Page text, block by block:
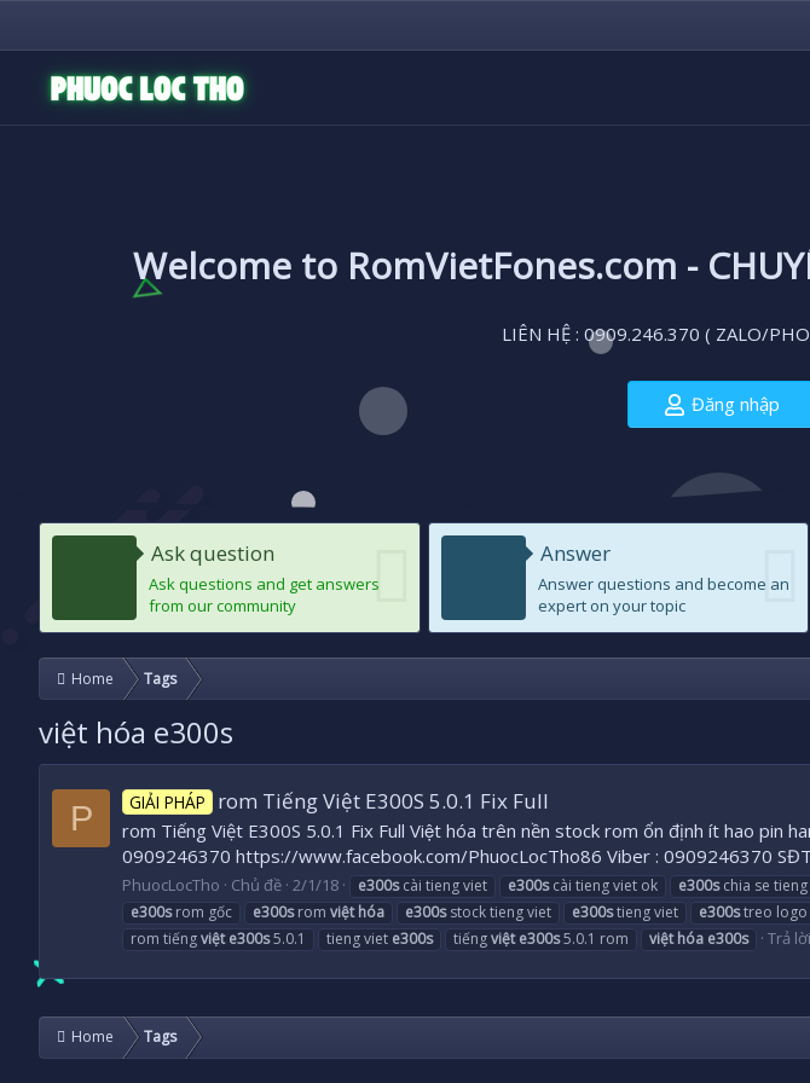
Welcome to RomVietFones.com -
LIÊN HỆ : 0909.246.370 ( ZALO/
Đăng nhập
Ask question
Ask questions and get answers
from our community
Answer
Answer questions and become an
expert on your topic
Home Tags
việt hóa e300s
P GIẢI PHÁP rom Tiếng Việt E300S 5.0.1 Fix Full
rom Tiếng Việt E300S 5.0.1 Fix Full Việt hóa trên nền stock rom ổn định ít hao pin
0909246370 https://www.facebook.com/PhuocLocTho86 Viber : 0909246370 SĐT
PhuocLocTho Chủ đề 2/1/18 e300scài tieng viet e300scài tieng viet ok e300schia se
e300srom gốc e300srom việt hóa e300sstock tieng viet e300stieng viet e300streo logo
rom tiếngviệt e300s5.0.1 tieng viet e300s tiếngviệt e300s5.0.1 rom việt hóa e300s Trả
Home Tags